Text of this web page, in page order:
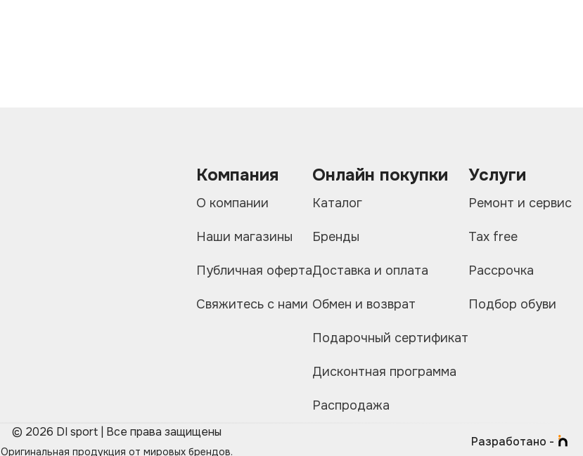
Компания
О компании
Наши магазины
Публичная оферта
Свяжитесь с нами
Онлайн покупки
Каталог
Бренды
Доставка и оплата
Обмен и возврат
Подарочный сертификат
Дисконтная программа
Распродажа
Услуги
Ремонт и сервис
Tax free
Рассрочка
Подбор обуви
© 2026 DI sport | Все права защищены
Оригинальная продукция от мировых брендов.
Разработано -